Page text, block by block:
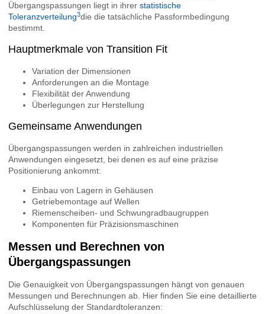
Übergangspassungen liegt in ihrer statistische
Toleranzverteilung3die die tatsächliche Passformbedingung
bestimmt.
Hauptmerkmale von Transition Fit
Variation der Dimensionen
Anforderungen an die Montage
Flexibilität der Anwendung
Überlegungen zur Herstellung
Gemeinsame Anwendungen
Übergangspassungen werden in zahlreichen industriellen
Anwendungen eingesetzt, bei denen es auf eine präzise
Positionierung ankommt:
Einbau von Lagern in Gehäusen
Getriebemontage auf Wellen
Riemenscheiben- und Schwungradbaugruppen
Komponenten für Präzisionsmaschinen
Messen und Berechnen von
Übergangspassungen
Die Genauigkeit von Übergangspassungen hängt von genauen
Messungen und Berechnungen ab. Hier finden Sie eine detaillierte
Aufschlüsselung der Standardtoleranzen: